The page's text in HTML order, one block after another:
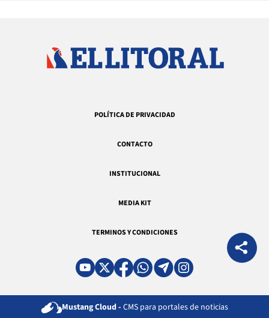
POLÍTICA DE PRIVACIDAD
CONTACTO
INSTITUCIONAL
MEDIA KIT
TERMINOS Y CONDICIONES
Mustang Cloud - CMS para portales de noticias